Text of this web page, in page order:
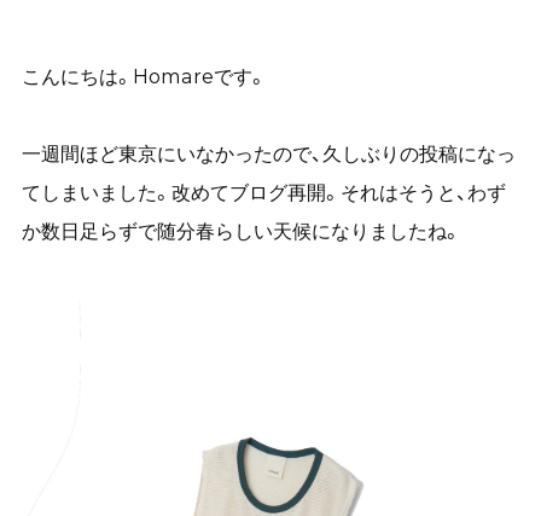
こんにちは。Homareです。
一週間ほど東京にいなかったので、久しぶりの投稿になっ
てしまいました。改めてブログ再開。それはそうと、わず
か数日足らずで随分春らしい天候になりましたね。